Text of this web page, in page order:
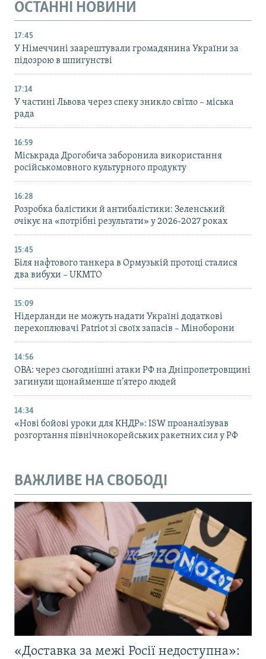
ОСТАННІ НОВИНИ
17:45
У Німеччині заарештували громадянина України за
підозрою в шпигунстві
17:14
У частині Львова через спеку зникло світло – міська
рада
16:59
Міськрада Дрогобича заборонила використання
російськомовного культурного продукту
16:28
Розробка балістики й антибалістики: Зеленський
очікує на «потрібні результати» у 2026-2027 роках
15:45
Біля нафтового танкера в Ормузькій протоці сталися
два вибухи – UKMTO
15:09
Нідерланди не можуть надати Україні додаткові
перехоплювачі Patriot зі своїх запасів – Міноборони
14:56
ОВА: через сьогоднішні атаки РФ на Дніпропетровщині
загинули щонайменше п’ятеро людей
14:34
«Нові бойові уроки для КНДР»: ISW проаналізував
розгортання північнокорейських ракетних сил у РФ
ВАЖЛИВЕ НА СВОБОДІ
«Доставка за межі Росії недоступна»: